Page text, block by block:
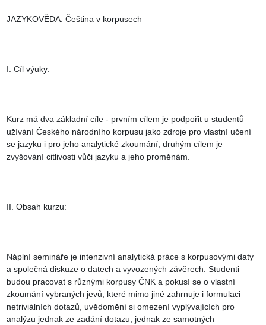
JAZYKOVĚDA: Čeština v korpusech
I. Cíl výuky:
Kurz má dva základní cíle - prvním cílem je podpořit u studentů
užívání Českého národního korpusu jako zdroje pro vlastní učení
se jazyku i pro jeho analytické zkoumání; druhým cílem je
zvyšování citlivosti vůči jazyku a jeho proměnám.
II. Obsah kurzu:
Náplní semináře je intenzivní analytická práce s korpusovými daty
a společná diskuze o datech a vyvozených závěrech. Studenti
budou pracovat s různými korpusy ČNK a pokusí se o vlastní
zkoumání vybraných jevů, které mimo jiné zahrnuje i formulaci
netriviálních dotazů, uvědomění si omezení vyplývajících pro
analýzu jednak ze zadání dotazu, jednak ze samotných